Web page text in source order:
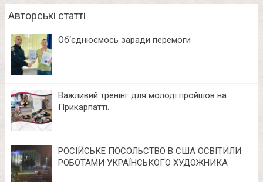
Авторські статті
Об‘єднюємось заради перемоги
Важливий тренінг для молоді пройшов на
Прикарпатті.
РОСІЙСЬКЕ ПОСОЛЬСТВО В США ОСВІТИЛИ
РОБОТАМИ УКРАЇНСЬКОГО ХУДОЖНИКА